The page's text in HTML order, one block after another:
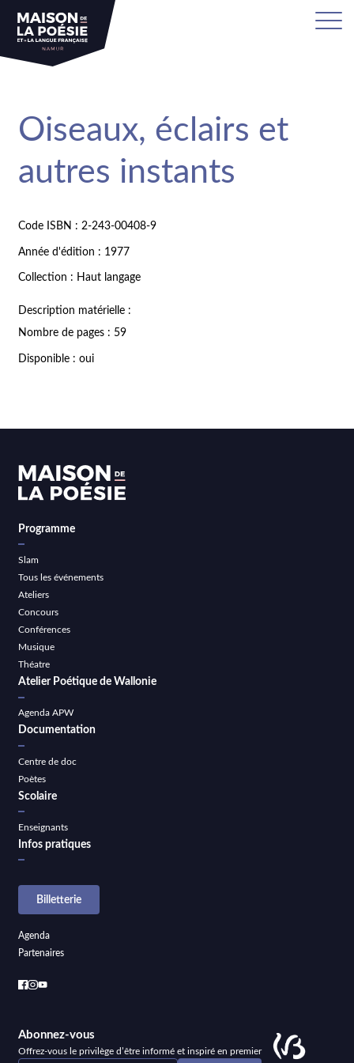
Oiseaux, éclairs et
autres instants
Code ISBN : 2-243-00408-9
Année d'édition : 1977
Collection : Haut langage
Description matérielle :
Nombre de pages : 59
Disponible : oui
Programme
Slam
Tous les événements
Ateliers
Concours
Conférences
Musique
Théatre
Atelier Poétique de Wallonie
Agenda APW
Documentation
Centre de doc
Poètes
Scolaire
Enseignants
Infos pratiques
Billetterie
Agenda
Partenaires
Abonnez-vous
Offrez-vous le privilège d’être informé et inspiré en premier